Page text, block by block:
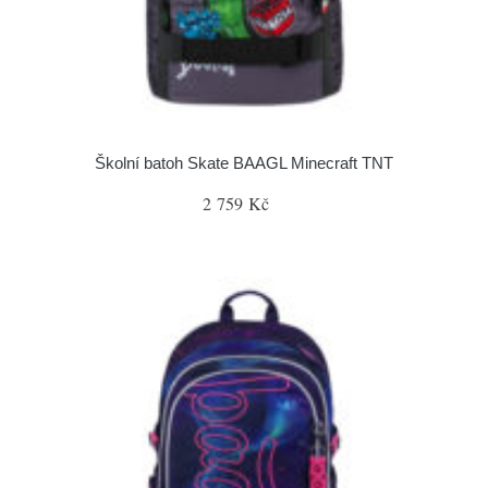
Školní batoh Skate BAAGL Minecraft TNT
2 759 Kč